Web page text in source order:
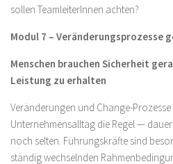
sollen TeamleiterInnen achten?
Modul 7 – Veränderungsprozesse
Menschen brauchen Sicherheit
Leistung zu erhalten
Veränderungen und Change-Prozesse
Unternehmensalltag die Regel —
noch selten. Führungskräfte sind
ständig wechselnden